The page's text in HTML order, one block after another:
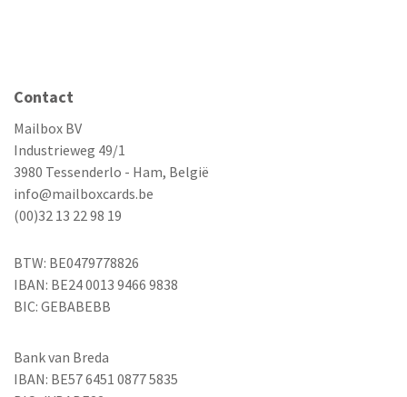
Contact
Mailbox BV
Industrieweg 49/1
3980 Tessenderlo - Ham, België
info@mailboxcards.be
(00)32 13 22 98 19
BTW: BE0479778826
IBAN: BE24 0013 9466 9838
BIC: GEBABEBB
Bank van Breda
IBAN: BE57 6451 0877 5835